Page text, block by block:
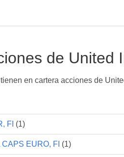
de United
en cartera acciones de
FI (1)
EURO, FI (1)